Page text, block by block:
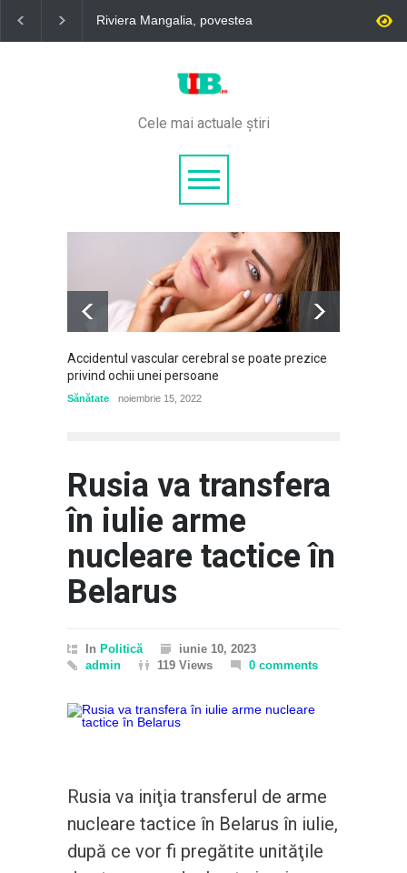
Riviera Mangalia, povestea
revii
„Este un răgaz, dar
Aleph News
Cele mai actuale știri
Accidentul vascular cerebral se poate prezice
privind ochii unei persoane
Sănătate noiembrie 15, 2022
Rusia va transfera
în iulie arme
nucleare tactice în
Belarus
In Politică
iunie 10, 2023
admin
119 Views 0 comments
Rusia va iniţia transferul de arme
nucleare tactice în Belarus în iulie,
după ce vor fi pregătite unităţile